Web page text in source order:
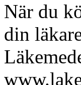
När du
din